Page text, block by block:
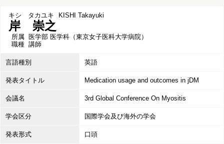
キシ タカユキ KISHI Takayuki
岸 崇之
所属 医学部 医学科（東京女子医科大学病院）
職種 講師
言語種別 英語
発表タイトル Medication usage and outcomes in jDM
会議名 3rd Global Conference On Myositis
学会区分 国際学会及び海外の学会
発表形式 口頭